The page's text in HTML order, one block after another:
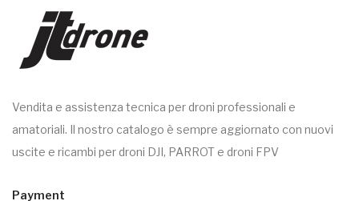
Vendita e assistenza tecnica per droni professionali e
amatoriali. Il nostro catalogo è sempre aggiornato con nuovi
uscite e ricambi per droni DJI, PARROT e droni FPV
Payment